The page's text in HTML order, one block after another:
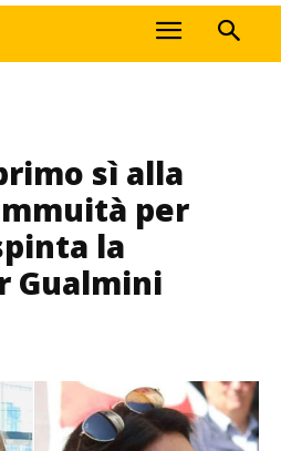
sì alla
per
la
Gualmini